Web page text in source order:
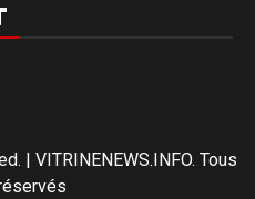
| VITRINENEWS.INFO. Tous